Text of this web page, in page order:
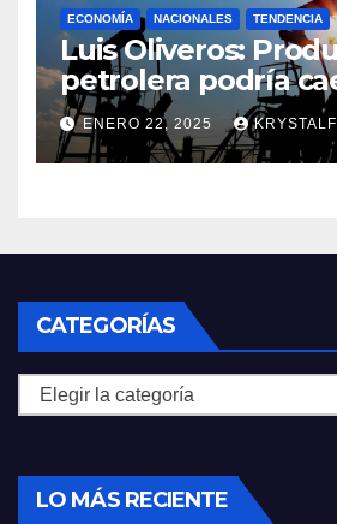
ECONOMÍA NACIONALES TENDENCIA
Luis Oliveros:
petrolera podría
si EEUU elimina las
Venezuela
ENERO 22, 2025
CATEGORÍAS
Categorías
LO MÁS RECIENTE